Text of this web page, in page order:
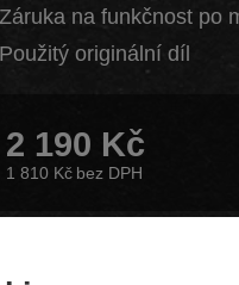
Záruka na funkčnost po
Použitý originální díl
2 190 Kč
1 810 Kč